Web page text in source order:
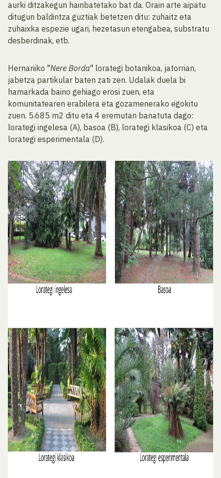
aurki ditzakegun hainbatetako bat da. Orain arte aipatu
ditugun baldintza guztiak betetzen ditu: zuhaitz eta
zuhaixka espezie ugari, hezetasun etengabea, substratu
desberdinak, etb.
Hernaniko "Nere Borda" lorategi botanikoa, jatorrian,
jabetza partikular baten zati zen. Udalak duela bi
hamarkada baino gehiago erosi zuen, eta
komunitatearen erabilera eta gozamenerako egokitu
zuen. 5.685 m2 ditu eta 4 eremutan banatuta dago:
lorategi ingelesa (A), basoa (B), lorategi klasikoa (C) eta
lorategi esperimentala (D).